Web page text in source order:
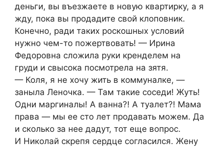
деньги, вы въезжаете в новую квартирку, а я
жду, пока вы продадите свой клоповник.
Конечно, ради таких роскошных условий
нужно чем-то пожертвовать! — Ирина
Федоровна сложила руки кренделем на
груди и свысока посмотрела на зятя.
— Коля, я не хочу жить в коммуналке, —
заныла Леночка. — Там такие соседи! Жуть!
Одни маргиналы! А ванна?! А туалет?! Мама
права — мы ее сто лет продавать можем. Да
и сколько за нее дадут, тот еще вопрос.
И Николай скрепя сердце согласился. Жену